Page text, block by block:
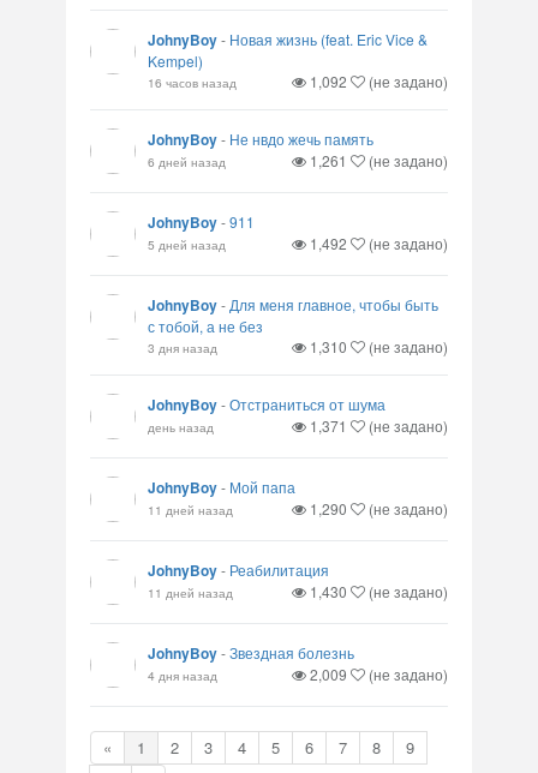
JohnyBoy- Новая жизнь (feat. Eric Vice &
Kempel)
16 часов назад 1,092 (не задано)
JohnyBoy- Не нвдо жечь память
6 дней назад 1,261 (не задано)
JohnyBoy-911
5 дней назад 1,492 (не задано)
JohnyBoy- Для меня главное, чтобы быть
с тобой, а не без
3 дня назад 1,310 (не задано)
JohnyBoy-Отстраниться от шума
день назад 1,371 (не задано)
JohnyBoy- Мой папа
11 дней назад 1,290 (не задано)
JohnyBoy- Реабилитация
11 дней назад 1,430 (не задано)
JohnyBoy-Звездная болезнь
4 дня назад 2,009 (не задано)
« 1 2 3 4 5 6 7 8
9